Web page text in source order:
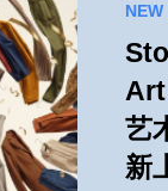
Art
艺
新